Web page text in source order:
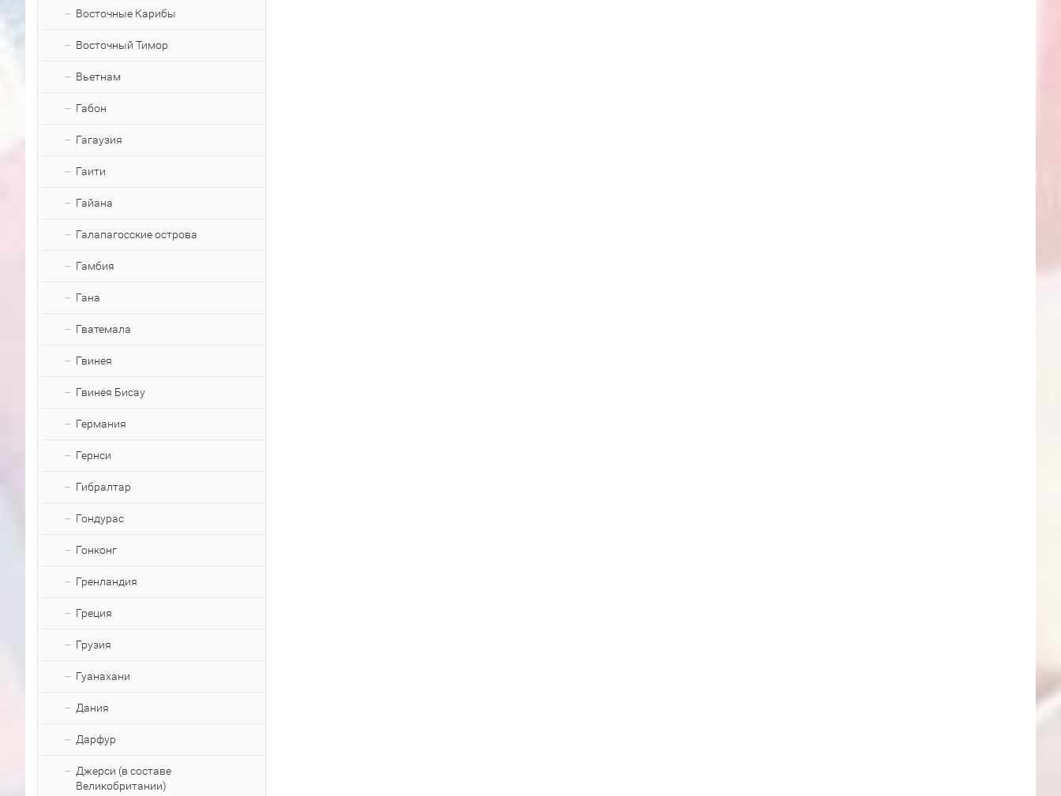
Восточные Карибы
Восточный Тимор
Вьетнам
Габон
Гагаузия
Гаити
Гайана
Галапагосские острова
Гамбия
Гана
Гватемала
Гвинея
Гвинея Бисау
Германия
Гернси
Гибралтар
Гондурас
Гонконг
Гренландия
Греция
Грузия
Гуанахани
Дания
Дарфур
Джерси (в составе
Великобритании)